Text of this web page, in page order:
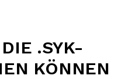
.SYK-
KÖNNEN